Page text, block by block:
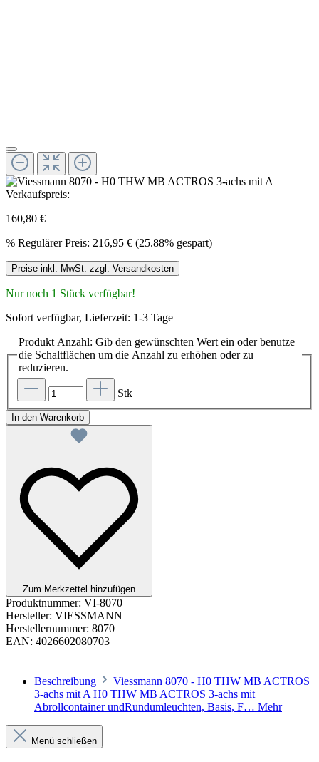
Verkaufspreis:
160,80 €
% Regulärer Preis: 216,95 € (25.88% gespart)
Preise inkl. MwSt. zzgl. Versandkosten
Nur noch 1 Stück verfügbar!
Sofort verfügbar, Lieferzeit: 1-3 Tage
Produkt Anzahl: Gib den gewünschten Wert ein oder benutze
die Schaltflächen um die Anzahl zu erhöhen oder zu
reduzieren.
Stk
In den Warenkorb
Zum Merkzettel hinzufügen
Produktnummer: VI-8070
Hersteller: VIESSMANN
Herstellernummer: 8070
EAN: 4026602080703
Beschreibung
Viessmann 8070 - H0 THW MB ACTROS
3-achs mit A H0 THW MB ACTROS 3-achs mit
Abrollcontainer undRundumleuchten, Basis, F… Mehr
Menü schließen